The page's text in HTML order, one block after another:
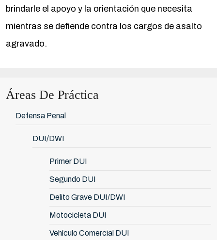
brindarle el apoyo y la orientación que necesita
mientras se defiende contra los cargos de asalto
agravado.
Áreas De Práctica
Defensa Penal
DUI/DWI
Primer DUI
Segundo DUI
Delito Grave DUI/DWI
Motocicleta DUI
Vehículo Comercial DUI